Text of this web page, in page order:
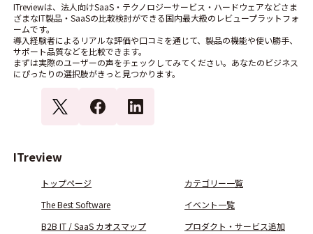
ITreviewは、法人向けSaaS・テクノロジーサービス・ハードウェアなどさま
ざまなIT製品・SaaSの比較検討ができる国内最大級のレビュープラットフォ
ームです。
導入経験者によるリアルな評価や口コミを通じて、製品の機能や使い勝手、
サポート品質などを比較できます。
まずは実際のユーザーの声をチェックしてみてください。あなたのビジネス
にぴったりの選択肢がきっと見つかります。
ITreview
トップページ
カテゴリー一覧
The Best Software
イベント一覧
B2B IT / SaaS カオスマップ
プロダクト・サービス追加